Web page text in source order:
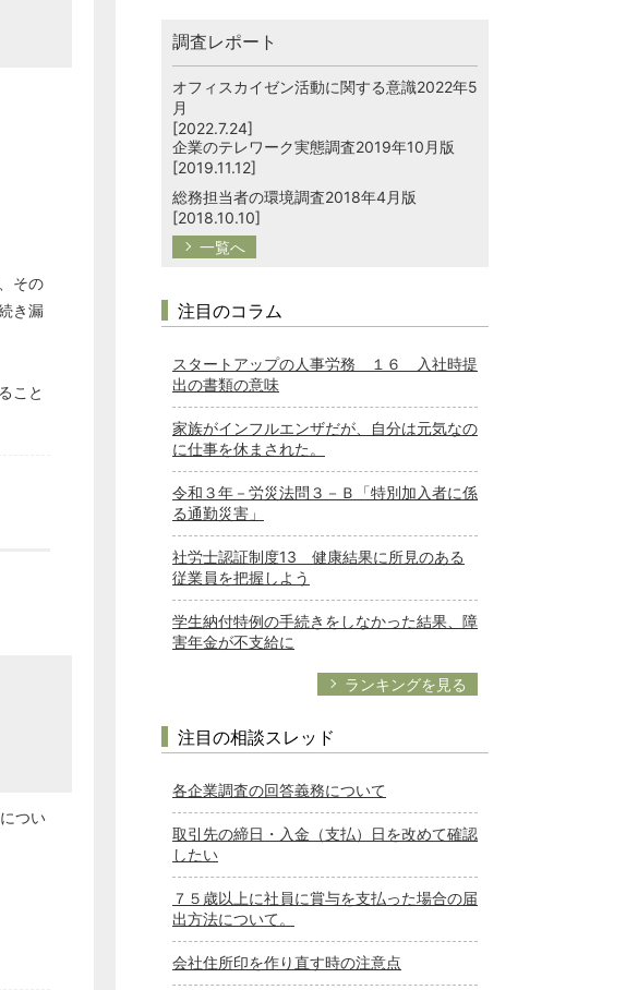
その
き漏
こと
つい
調査レポート
オフィスカイゼン活動に関する意識2022年5
月
[2022.7.24]
企業のテレワーク実態調査2019年10月版
[2019.11.12]
総務担当者の環境調査2018年4月版
[2018.10.10]
一覧へ
注目のコラム
スタートアップの人事労務 １６ 入社時提
出の書類の意味
家族がインフルエンザだが、自分は元気なの
に仕事を休まされた。
令和３年－労災法問３－Ｂ「特別加入者に係
る通勤災害」
社労士認証制度13 健康結果に所見のある
従業員を把握しよう
学生納付特例の手続きをしなかった結果、障
害年金が不支給に
ランキングを見る
注目の相談スレッド
各企業調査の回答義務について
取引先の締日・入金（支払）日を改めて確認
したい
７５歳以上に社員に賞与を支払った場合の届
出方法について。
会社住所印を作り直す時の注意点